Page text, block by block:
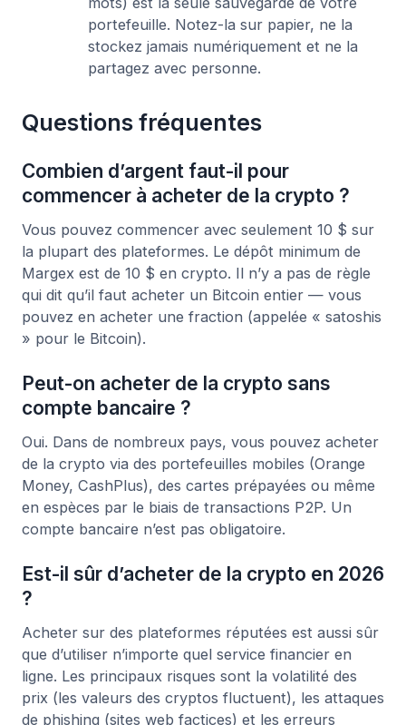
portefeuille. Notez-la sur papier, ne la
stockez jamais numériquement et ne la
partagez avec personne.
Questions fréquentes
Combien d’argent faut-il pour
commencer à acheter de la crypto ?
Vous pouvez commencer avec seulement 10 $ sur
la plupart des plateformes. Le dépôt minimum de
Margex est de 10 $ en crypto. Il n’y a pas de règle
qui dit qu’il faut acheter un Bitcoin entier — vous
pouvez en acheter une fraction (appelée « satoshis
» pour le Bitcoin).
Peut-on acheter de la crypto sans
compte bancaire ?
Oui. Dans de nombreux pays, vous pouvez acheter
de la crypto via des portefeuilles mobiles (Orange
Money, CashPlus), des cartes prépayées ou même
en espèces par le biais de transactions P2P. Un
compte bancaire n’est pas obligatoire.
Est-il sûr d’acheter de la crypto en 2026
?
Acheter sur des plateformes réputées est aussi sûr
que d’utiliser n’importe quel service financier en
ligne. Les principaux risques sont la volatilité des
prix (les valeurs des cryptos fluctuent), les attaques
de phishing (sites web factices) et les erreurs